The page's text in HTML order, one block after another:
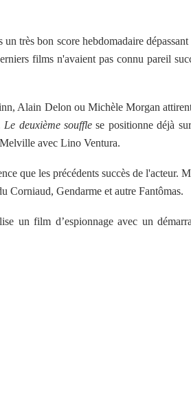
très bon score hebdomadaire dépassant
films n'avaient pas connu pareil
Alain Delon ou Michèle Morgan
Le deuxième souffle se positionne déjà
avec Lino Ventura.
que les précédents succès de l'acteur.
Corniaud, Gendarme et autre Fantômas.
un film d’espionnage avec un